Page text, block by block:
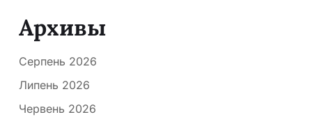
Архивы
Серпень 2026
Липень 2026
Червень 2026